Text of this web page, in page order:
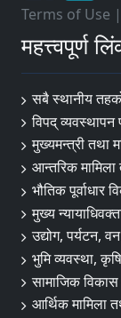
Terms of Use |
महत्त्वपूर्ण
सबै स्थानीय
विपद्
मुख्यमन्त्री तथा
आन्तरिक
भौतिक पूर्वाधार
मुख्य
उद्योग, पर्यटन,
भुमि व्यवस्था,
सामाजिक
आर्थिक मामिला